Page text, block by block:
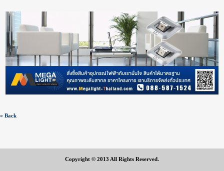
« Back
Copyright © 2013 All Rights Reserved.